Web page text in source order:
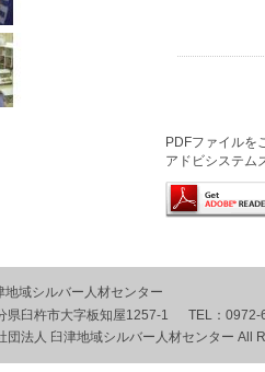
PDFファイルを
アドビシステム
地域シルバー人材センター
臼杵市大字板知屋1257-1
TEL： 0972-
団法人 臼津地域シルバー人材センター All